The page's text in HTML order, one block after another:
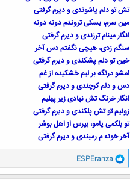
تش تو دلم پاشوندی و دیرم گرفتی
مین سرم، بسکی تروندم دونه دونه
انگار مینام ترزندی و دیرم گرفتی
سنگم زدی، هیچی نگفتم دس آخر
خین تو دلم پشکندی و دیرم گرفتی
امشو درنگه بر لبم خشکیده از غم
دس و دلم کرچندی و دیرم گرفتی
انگار خرنگ تش نهادی زیر پهلیم
زونیم تو تش پلکندی و دیرم گرفتی
تو بلکمی یامو، بپرس از اهل بوشر
آخر خونه م رمبندی و دیرم گرفتی
و
ا
ک
ESPEranza